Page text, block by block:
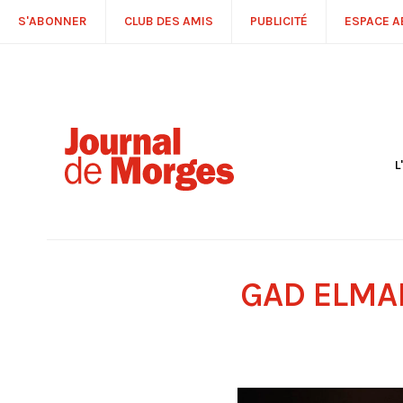
S'ABONNER CLUB DES AMIS PUBLICITÉ ESPACE
GAD